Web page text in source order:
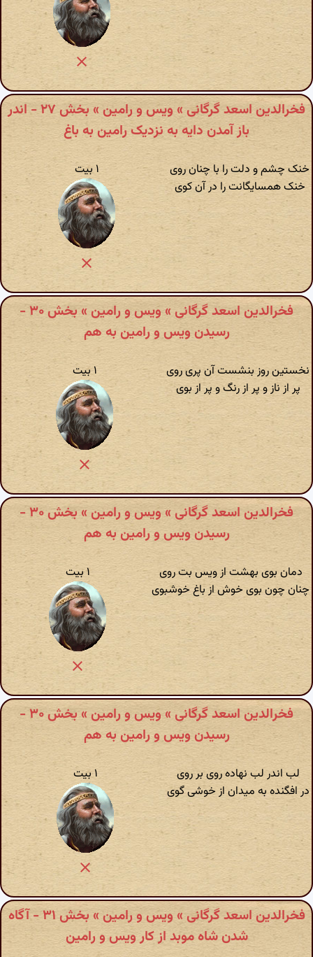
فخرالدین اسعد گرگانی » ویس و رامین » بخش ۲۷ - اندر
باز آمدن دایه به نزدیک رامین به باغ
خنک چشم و دلت را با چنان روی
خنک همسایگانت را در آن کوی
۱ بیت
فخرالدین اسعد گرگانی » ویس و رامین » بخش ۳۰ -
رسیدن ویس و رامین به هم
نخستین روز بنشست آن پری روی
پر از ناز و پر از رنگ و پر از بوی
۱ بیت
فخرالدین اسعد گرگانی » ویس و رامین » بخش ۳۰ -
رسیدن ویس و رامین به هم
دمان بوی بهشت از ویس بت روی
چنان چون بوی خوش از باغ خوشبوی
۱ بیت
فخرالدین اسعد گرگانی » ویس و رامین » بخش ۳۰ -
رسیدن ویس و رامین به هم
لب اندر لب نهاده روی بر روی
در افگنده به میدان از خوشی گوی
۱ بیت
فخرالدین اسعد گرگانی » ویس و رامین » بخش ۳۱ - آگاه
شدن شاه موبد از کار ویس و رامین